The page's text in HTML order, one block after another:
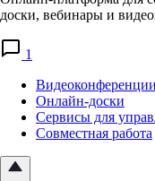
доски, вебинары и
1
Видеоконференции
Онлайн-доски
Сервисы для
Совместная работа